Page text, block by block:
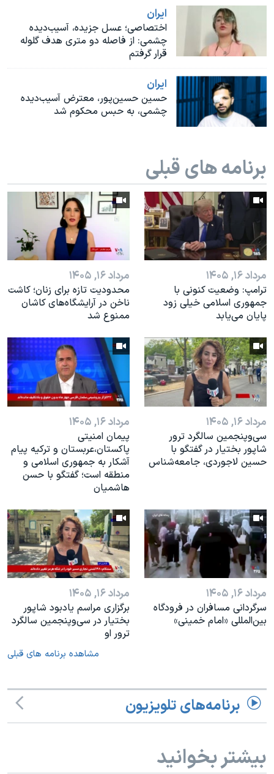
نرگس محمدی برنده جایزه نوبل صلح
همایش محافظه‌کاران آمریکا «سی‌پک»
سفر پرزیدنت ترامپ به چین
ايران
اختصاصی؛ عسل جزیده، آسیب‌دیده
چشمی: از فاصله دو متری هدف گلوله
قرار گرفتم
ايران
حسین حسین‌پور، معترض آسیب‌دیده
چشمی، به حبس محکوم شد
برنامه های قبلی
مرداد ۱۶, ۱۴۰۵
ترامپ: وضعیت کنونی با
جمهوری اسلامی خیلی زود
پایان می‌یابد
مرداد ۱۶, ۱۴۰۵
محدودیت تازه برای زنان؛ کاشت
ناخن در آرایشگاه‌های کاشان
ممنوع شد
مرداد ۱۶, ۱۴۰۵
سی‌وپنجمین سالگرد ترور
شاپور بختیار در گفتگو با
حسین لاجوردی، جامعه‌شناس
مرداد ۱۶, ۱۴۰۵
پیمان امنیتی
پاکستان،عربستان و ترکیه پیام
آشکار به جمهوری اسلامی و
منطقه است؛ گفتگو با حسن
هاشمیان
مرداد ۱۶, ۱۴۰۵
سرگردانی مسافران در فرودگاه
بین‌المللی «امام خمینی»
مرداد ۱۶, ۱۴۰۵
برگزاری مراسم یادبود شاپور
بختیار در سی‌وپنجمین سالگرد
ترور او
مشاهده برنامه های قبلی
برنامه‌های تلویزیون
بیشتر بخوانید